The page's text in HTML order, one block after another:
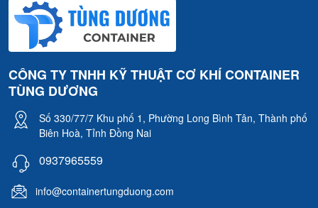
CÔNG TY TNHH KỸ THUẬT CƠ KHÍ CONTAINER
TÙNG DƯƠNG
Số 330/77/7 Khu phố 1, Phường Long Bình Tân, Thành phố
Biên Hoà, Tỉnh Đồng Nai
0937965559
info@containertungduong.com